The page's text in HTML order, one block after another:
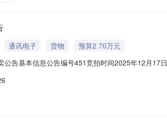
通讯电子 货物
预算2.70万元
公告基本信息公告编号451竞拍时间2025年12月17
）以网络拍卖方式公开拍卖以下标的：报废